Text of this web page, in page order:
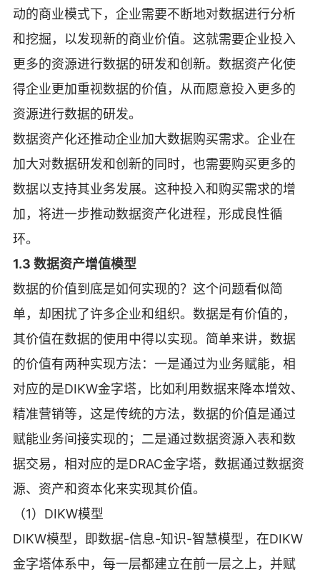
动的商业模式下，企业需要不断地对数据进行分析
和挖掘，以发现新的商业价值。这就需要企业投入
更多的资源进行数据的研发和创新。数据资产化使
得企业更加重视数据的价值，从而愿意投入更多的
资源进行数据的研发。
数据资产化还推动企业加大数据购买需求。企业在
加大对数据研发和创新的同时，也需要购买更多的
数据以支持其业务发展。这种投入和购买需求的增
加，将进一步推动数据资产化进程，形成良性循
环。
1.3 数据资产增值模型
数据的价值到底是如何实现的？这个问题看似简
单，却困扰了许多企业和组织。数据是有价值的，
其价值在数据的使用中得以实现。简单来讲，数据
的价值有两种实现方法：一是通过为业务赋能，相
对应的是DIKW金字塔，比如利用数据来降本增效、
精准营销等，这是传统的方法，数据的价值是通过
赋能业务间接实现的；二是通过数据资源入表和数
据交易，相对应的是DRAC金字塔，数据通过数据资
源、资产和资本化来实现其价值。
（1）DIKW模型
DIKW模型，即数据-信息-知识-智慧模型，在DIKW
金字塔体系中，每一层都建立在前一层之上，并赋